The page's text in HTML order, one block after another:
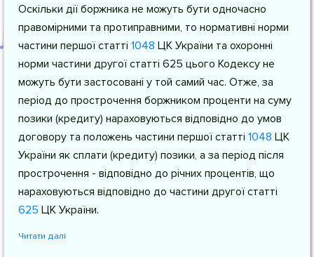
Оскільки дії боржника не можуть бути одночасно
правомірними та протиправними, то нормативні норми
частини першої статті 1048 ЦК України та охоронні
норми частини другої статті 625 цього Кодексу не
можуть бути застосовані у той самий час. Отже, за
період до прострочення боржником проценти на суму
позики (кредиту) нараховуються відповідно до умов
договору та положень частини першої статті 1048 ЦК
України як сплати (кредиту) позики, а за період після
прострочення - відповідно до річних процентів, що
нараховуються відповідно до частини другої статті
625 ЦК України.
Читати далі